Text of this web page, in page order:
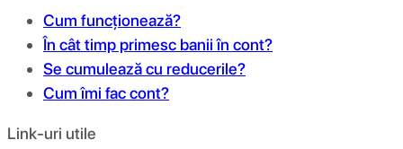
Cum funcționează?
În cât timp primesc banii în cont?
Se cumulează cu reducerile?
Cum îmi fac cont?
Link-uri utile